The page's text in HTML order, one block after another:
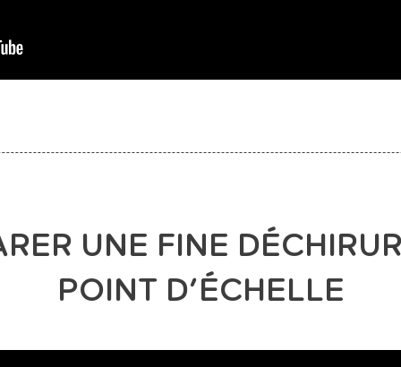
UNE FINE
POINT D’ÉCHELLE